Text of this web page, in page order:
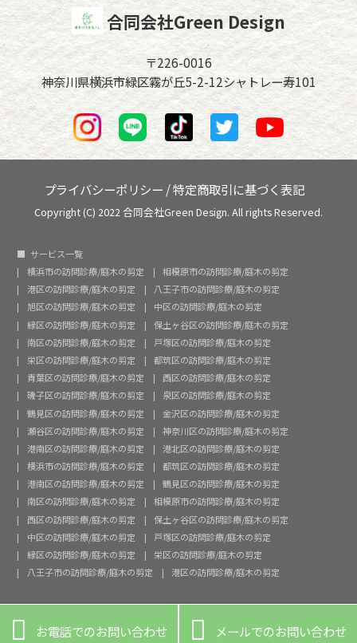
合同会社Green Design
〒226-0016
神奈川県横浜市緑区霧が丘5-2-12シャトレー寿101
プライバシーポリシー /特定商取引に基づく表記
Copyright (C) 2022 合同会社Green Design. All rights Reserved.
サービス一覧
横浜市の訪問診療/庭木の剪定
相模原市の訪問診療/庭木の剪定
港区の訪問診療/庭木の剪定
八王子市の訪問診療/庭木の剪定
旭区の訪問診療/庭木の剪定
中区の訪問診療/庭木の剪定
緑区の訪問診療/庭木の剪定
保土ヶ谷区の訪問診療/庭木の剪定
南区の訪問診療/庭木の剪定
戸塚区の訪問診療/庭木の剪定
栄区の訪問診療/庭木の剪定
都筑区の訪問診療/庭木の剪定
青葉区の訪問診療/庭木の剪定
西区の訪問診療/庭木の剪定
磯子区の訪問診療/庭木の剪定
泉区の訪問診療/庭木の剪定
鶴見区の訪問診療/庭木の剪定
金沢区の訪問診療/庭木の剪定
瀬谷区の訪問診療/庭木の剪定
神奈川区の訪問診療/庭木の剪定
港南区の訪問診療/庭木の剪定
港北区の訪問診療/庭木の剪定
横浜市の訪問診療/庭木の剪定
都筑区の訪問診療/庭木の剪定
港南区の訪問診療/庭木の剪定
鶴見区の訪問診療/庭木の剪定
南区の訪問診療/庭木の剪定
相模原市の訪問診療/庭木の剪定
西区の訪問診療/庭木の剪定
保土ヶ谷区の訪問診療/庭木の剪定
中区の訪問診療/庭木の剪定
戸塚区の訪問診療/庭木の剪定
緑区の訪問診療/庭木の剪定
栄区の訪問診療/庭木の剪定
八王子市の訪問診療/庭木の剪定
港区の訪問診療/庭木の剪定
 お電話でのお問い合わせ  メールでのお問い合わせ